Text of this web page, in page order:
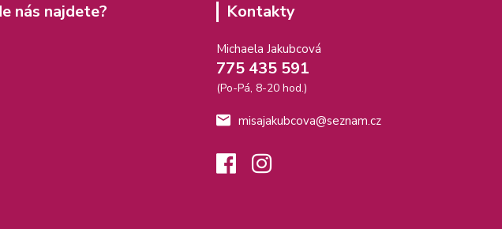
nás najdete? Kontakty
Michaela Jakubcová
775 435 591
(Po-Pá, 8-20 hod.)
misajakubcova@seznam.cz